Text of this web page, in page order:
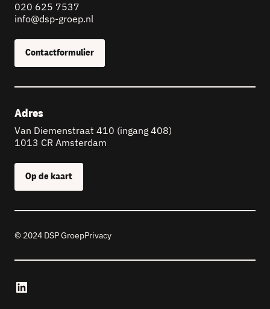
020 625 7537
info@dsp-groep.nl
Contactformulier
Adres
Van Diemenstraat 410 (ingang 408)
1013 CR Amsterdam
Op de kaart
© 2024 DSP GroepPrivacy